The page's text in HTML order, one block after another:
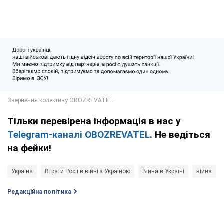
Тільки перевірена інформація в нас у
Telegram-каналі OBOZREVATEL. Не ведіться
на фейки!
Україна Втрати Росії в війні з Україною Війна в Україні війна
Редакційна політика